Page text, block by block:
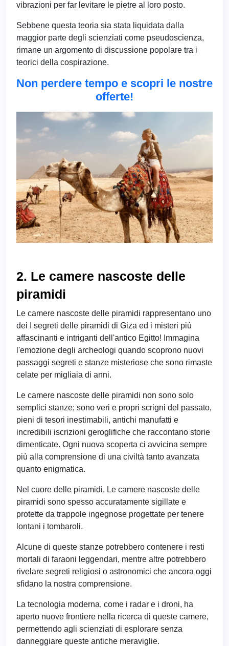
vibrazioni per far levitare le pietre al loro posto.
Sebbene questa teoria sia stata liquidata dalla
maggior parte degli scienziati come pseudoscienza,
rimane un argomento di discussione popolare tra i
teorici della cospirazione.
Non perdere tempo e scopri le nostre
offerte!
2. Le camere nascoste delle
piramidi
Le camere nascoste delle piramidi rappresentano uno
dei I segreti delle piramidi di Giza ed i misteri più
affascinanti e intriganti dell'antico Egitto! Immagina
l'emozione degli archeologi quando scoprono nuovi
passaggi segreti e stanze misteriose che sono rimaste
celate per migliaia di anni.
Le camere nascoste delle piramidi non sono solo
semplici stanze; sono veri e propri scrigni del passato,
pieni di tesori inestimabili, antichi manufatti e
incredibili iscrizioni geroglifiche che raccontano storie
dimenticate. Ogni nuova scoperta ci avvicina sempre
più alla comprensione di una civiltà tanto avanzata
quanto enigmatica.
Nel cuore delle piramidi, Le camere nascoste delle
piramidi sono spesso accuratamente sigillate e
protette da trappole ingegnose progettate per tenere
lontani i tombaroli.
Alcune di queste stanze potrebbero contenere i resti
mortali di faraoni leggendari, mentre altre potrebbero
rivelare segreti religiosi o astronomici che ancora oggi
sfidano la nostra comprensione.
La tecnologia moderna, come i radar e i droni, ha
aperto nuove frontiere nella ricerca di queste camere,
permettendo agli scienziati di esplorare senza
danneggiare queste antiche meraviglie.